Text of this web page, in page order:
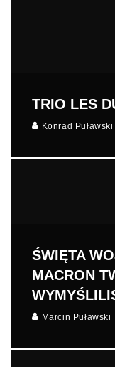
TRIO LES
Konrad Puławski
ŚWIĘTA
MACRON
Marcin Puławski